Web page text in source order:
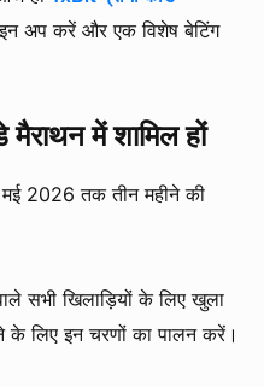
अप करें और एक विशेष बेटिंग
में शामिल हों
2026 तक तीन महीने की
सभी खिलाड़ियों के लिए खुला
लिए इन चरणों का पालन करें।